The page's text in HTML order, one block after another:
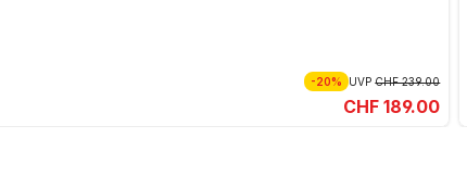
-20% UVPCHF 239.00
CHF 189.00